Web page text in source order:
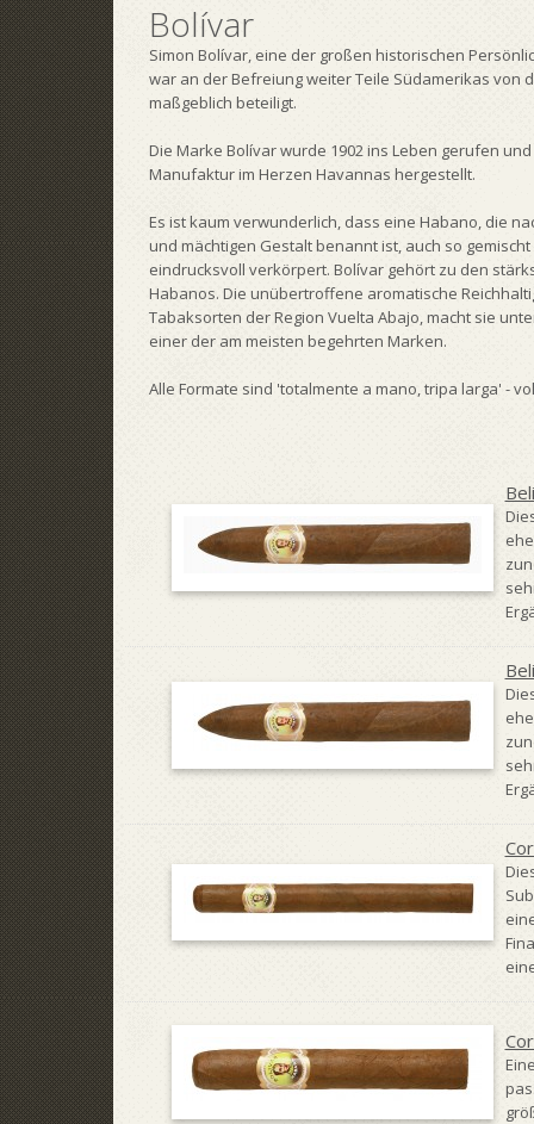
Bolívar
Simon Bolívar, eine der großen historischen
war an der Befreiung weiter Teile Südamerikas von
maßgeblich beteiligt.
Die Marke Bolívar wurde 1902 ins Leben gerufen
Manufaktur im Herzen Havannas hergestellt.
Es ist kaum verwunderlich, dass eine Habano, die
und mächtigen Gestalt benannt ist, auch so
eindrucksvoll verkörpert. Bolívar gehört zu den
Habanos. Die unübertroffene aromatische
Tabaksorten der Region Vuelta Abajo, macht sie
einer der am meisten begehrten Marken.
Alle Formate sind 'totalmente a mano, tripa larga' -